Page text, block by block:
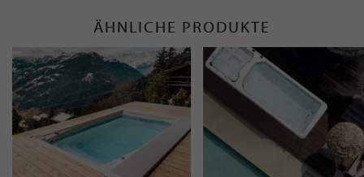
ÄHNLICHE PRODUKTE